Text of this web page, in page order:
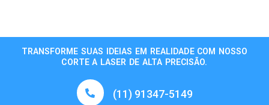
TRANSFORME SUAS IDEIAS EM REALIDADE COM NOSSO
CORTE A LASER DE ALTA PRECISÃO.
(11) 91347-5149